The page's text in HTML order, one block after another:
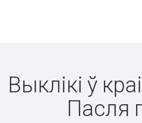
Выклікі ў
Пасля